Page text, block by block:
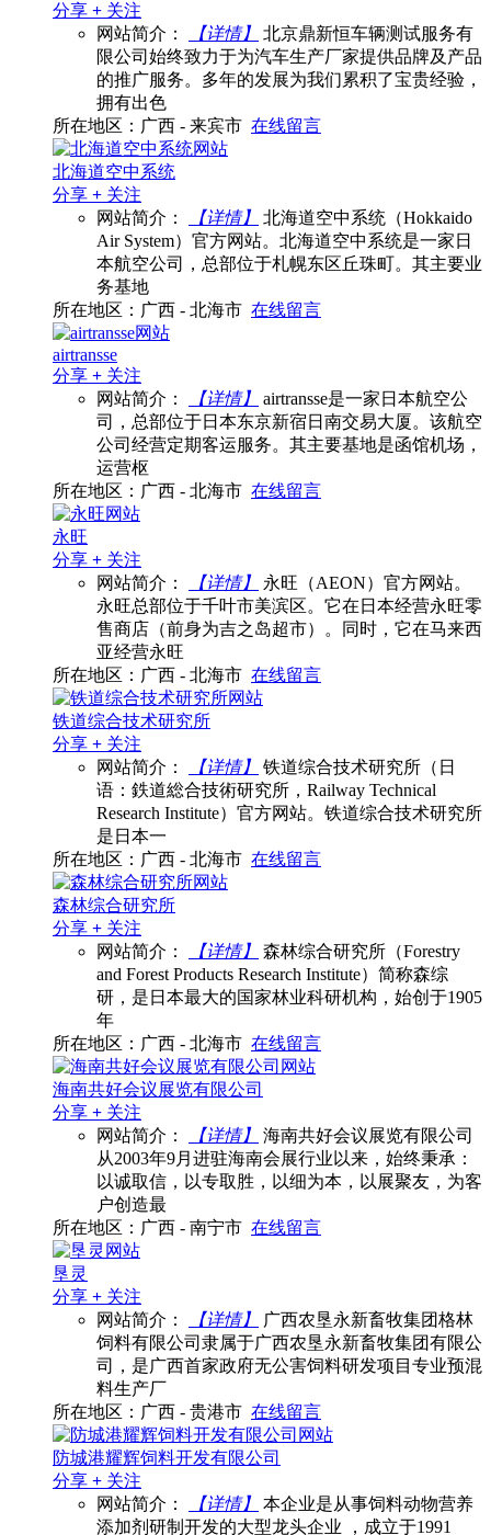
分享 + 关注
网站简介：
【详情】
北京鼎新恒车辆测试服务有
限公司始终致力于为汽车生产厂家提供品牌及产品
的推广服务。多年的发展为我们累积了宝贵经验，
拥有出色
所在地区：广西 - 来宾市 在线留言
北海道空中系统
分享 + 关注
网站简介：
【详情】
北海道空中系统（Hokkaido
Air System）官方网站。北海道空中系统是一家日
本航空公司，总部位于札幌东区丘珠町。其主要业
务基地
所在地区：广西 - 北海市 在线留言
airtransse
分享 + 关注
网站简介：
【详情】
airtransse是一家日本航空公
司，总部位于日本东京新宿日南交易大厦。该航空
公司经营定期客运服务。其主要基地是函馆机场，
运营枢
所在地区：广西 - 北海市 在线留言
永旺
分享 + 关注
网站简介：
【详情】
永旺（AEON）官方网站。
永旺总部位于千叶市美滨区。它在日本经营永旺零
售商店（前身为吉之岛超市）。同时，它在马来西
亚经营永旺
所在地区：广西 - 北海市 在线留言
铁道综合技术研究所
分享 + 关注
网站简介：
【详情】
铁道综合技术研究所（日
语：鉄道総合技術研究所，Railway Technical
Research Institute）官方网站。铁道综合技术研究所
是日本一
所在地区：广西 - 北海市 在线留言
森林综合研究所
分享 + 关注
网站简介：
【详情】
森林综合研究所（Forestry
and Forest Products Research Institute）简称森综
研，是日本最大的国家林业科研机构，始创于1905
年
所在地区：广西 - 北海市 在线留言
海南共好会议展览有限公司
分享 + 关注
网站简介：
【详情】
海南共好会议展览有限公司
从2003年9月进驻海南会展行业以来，始终秉承：
以诚取信，以专取胜，以细为本，以展聚友，为客
户创造最
所在地区：广西 - 南宁市 在线留言
垦灵
分享 + 关注
网站简介：
【详情】
广西农垦永新畜牧集团格林
饲料有限公司隶属于广西农垦永新畜牧集团有限公
司，是广西首家政府无公害饲料研发项目专业预混
料生产厂
所在地区：广西 - 贵港市 在线留言
防城港耀辉饲料开发有限公司
分享 + 关注
网站简介：
【详情】
本企业是从事饲料动物营养
添加剂研制开发的大型龙头企业 ，成立于1991